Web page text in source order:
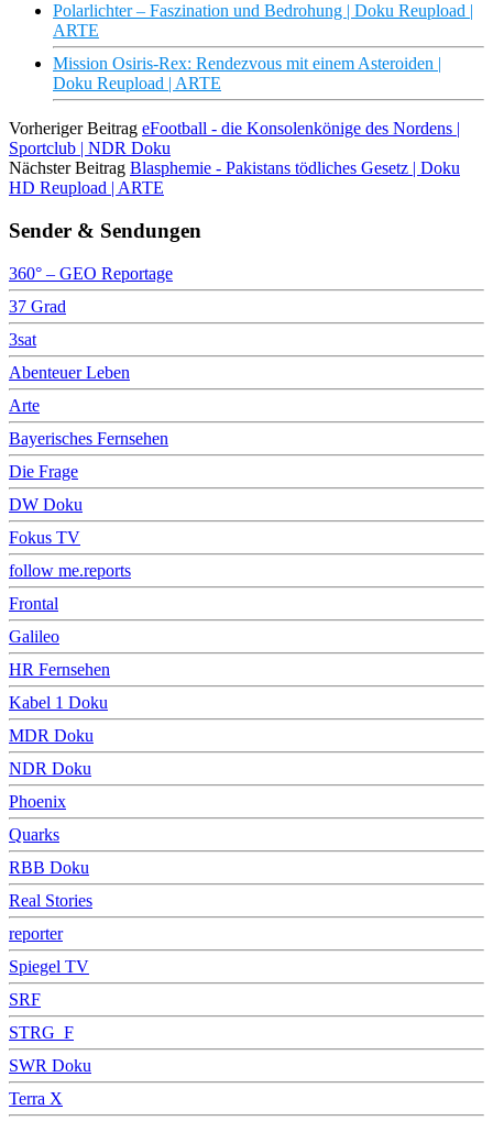
Polarlichter – Faszination und Bedrohung | Doku Reupload |
ARTE
Mission Osiris-Rex: Rendezvous mit einem Asteroiden |
Doku Reupload | ARTE
Vorheriger Beitrag eFootball - die Konsolenkönige des Nordens |
Sportclub | NDR Doku
Nächster Beitrag Blasphemie - Pakistans tödliches Gesetz | Doku
HD Reupload | ARTE
Sender & Sendungen
360° – GEO Reportage
37 Grad
3sat
Abenteuer Leben
Arte
Bayerisches Fernsehen
Die Frage
DW Doku
Fokus TV
follow me.reports
Frontal
Galileo
HR Fernsehen
Kabel 1 Doku
MDR Doku
NDR Doku
Phoenix
Quarks
RBB Doku
Real Stories
reporter
Spiegel TV
SRF
STRG_F
SWR Doku
Terra X